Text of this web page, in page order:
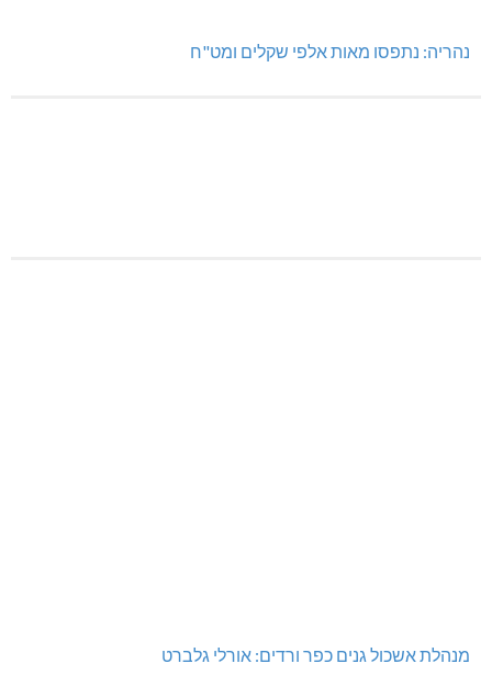
נהריה: נתפסו מאות אלפי שקלים ומט"ח
מנהלת אשכול גנים כפר ורדים: אורלי גלברט